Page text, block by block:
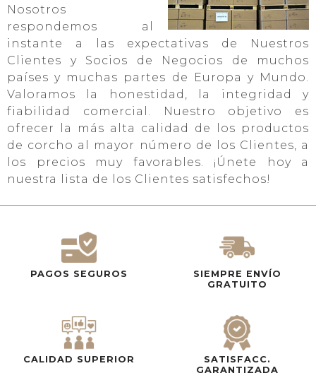
Nosotros
respondemos al
instante a las expectativas de Nuestros
Clientes y Socios de Negocios de muchos
países y muchas partes de Europa y Mundo.
Valoramos la honestidad, la integridad y
fiabilidad comercial. Nuestro objetivo es
ofrecer la más alta calidad de los productos
de corcho al mayor número de los Clientes, a
los precios muy favorables. ¡Únete hoy a
nuestra lista de los Clientes satisfechos!
PAGOS SEGUROS
SIEMPRE ENVÍO
GRATUITO
CALIDAD SUPERIOR
SATISFACC.
GARANTIZADA